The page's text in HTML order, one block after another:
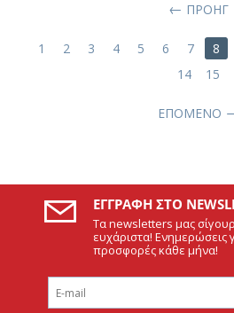
ΠΡΟΗΓ
1 2 3 4 5 6 7 8
14
15
ΕΠΌΜΕΝΟ
ΕΓΓΡΑΦΉ ΣΤΟ
Τα newsletters μας
ευχάριστα! Ενημερώσεις
προσφορές κάθε μήνα!